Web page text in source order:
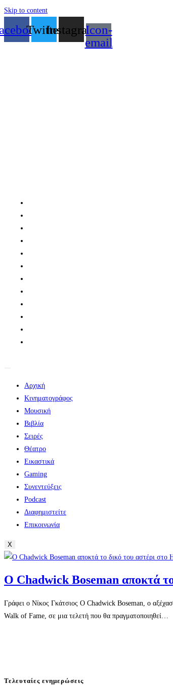
Skip to content
TwitterInstagramIcon-
email
Αρχική
Κινηματογράφος
Μουσική
Βιβλία
Σειρές
Θέατρο
Εικαστικά
Gaming
Συνεντεύξεις
Podcast
Διαφημιστείτε
Επικοινωνία
X
Ο Chadwick Boseman αποκτά
Γράφει ο Νίκος Γκάτσιος Ο Chadwick Boseman, ο
Walk of Fame, σε μια τελετή που θα πραγματοποιηθεί…
Τελευταίες ενημερώσεις